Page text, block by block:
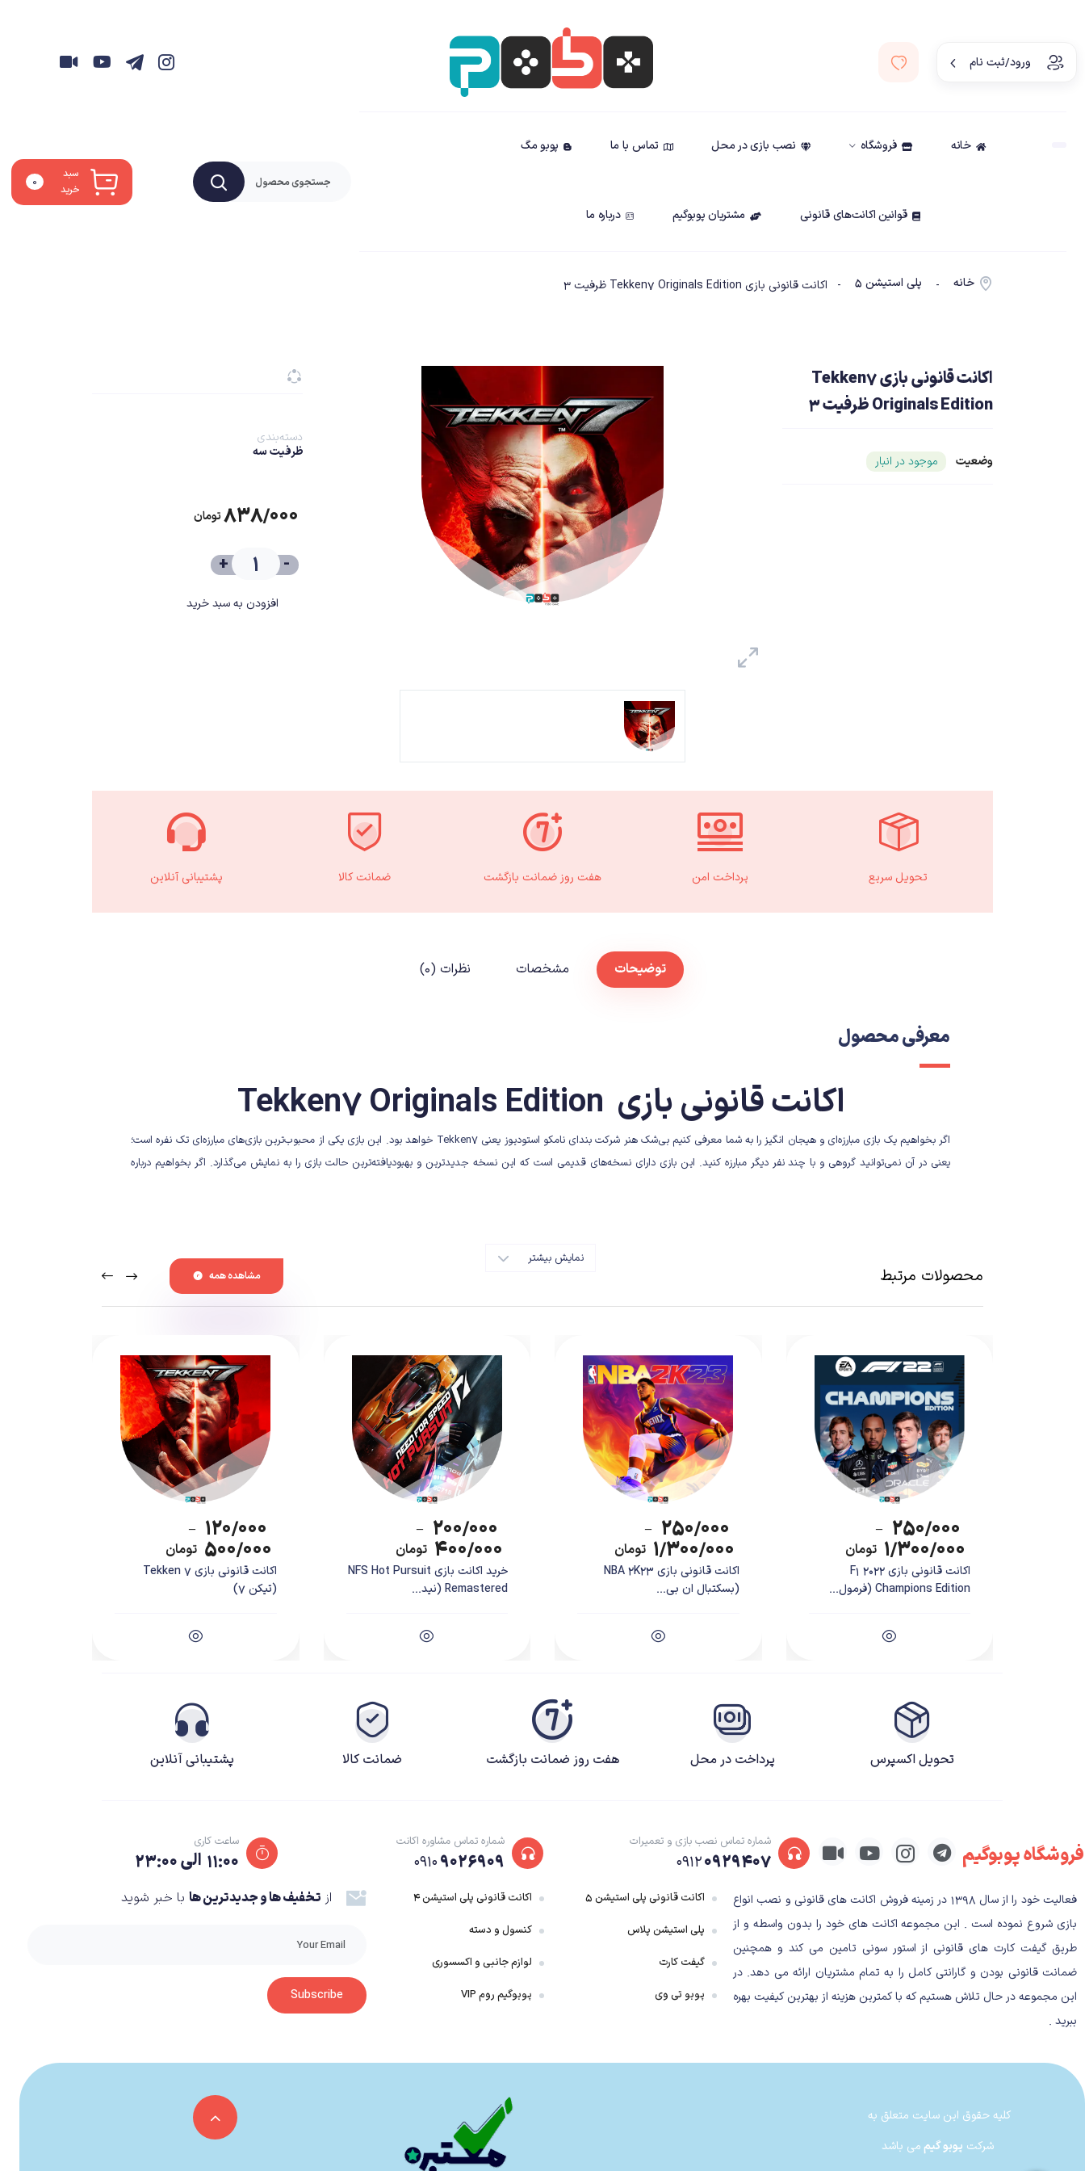
ورود/ثبت نام
خانه فروشگاه نصب بازی در محل تماس با ما پوبو مگ
قوانین اکانت‌های قانونی مشتریان پوبوگیم درباره ما
سبد
خرید
۰
خانه - پلی استیشن ۵ - اکانت قانونی بازی Tekken7 Originals Edition ظرفیت 3
اکانت قانونی بازی Tekken7
Originals Edition ظرفیت 3
وضعیت موجود در انبارشناسه محصول ۲۴۶۱۷
دسته‌بندی
ظرفیت سه
۸۳۸/۰۰۰تومان
-
+
افزودن به سبد خرید
تحویل سریع پرداخت امن هفت روز ضمانت بازگشت ضمانت کالا پشتیبانی آنلاین
توضیحات مشخصات نظرات (۰)
معرفی محصول
اکانت قانونی بازی Tekken7 Originals Edition
اگر بخواهیم یک بازی مبارزه‌ای و هیجان انگیز را به شما معرفی کنیم بی‌شک هنر شرکت بندای نامکو استودیوز
یعنی Tekken7 خواهد بود. این بازی یکی از محبوب‌ترین بازی‌های مبارزه‌ای تک نفره است؛
یعنی در آن نمی‌توانید گروهی و با چند نفر دیگر مبارزه کنید. این بازی دارای نسخه‌های قدیمی است که این نسخه جدیدترین و بهبودیافته‌ترین حالت بازی را به نمایش می‌گذارد. اگر بخواهیم درباره
لی وولانگ، الیزا، آرمور کینگ، جولیا چنگ، زافینا و کونیمیتسو برخی از این شخصیت‌های اوریجینال را تشکیل می‌دهند.نسبت به بازی معمولی 30 شخصبت قابل بازی بیشتری دارد .
داستان بازی Tekken7
دلیل کشته شدن کازومی توسط هیهاچی چه بوده است و به چه دلیل کازویا از پدر خود متنفر است. داستان بازی را نمی‌توان پایانی بر جنگ و جدال خاندان میشیما دانست ولی به خوبی پرونده اتفاقات
میان پدر و پسر را می‌بندد. داستان از زبان یک راوی روایت می‌شود. خبرنگاری که شروع به تحقیق در مورد میشیما زایباتسو و شرکت G کرده است و قصد دارد دلیل نابودی زادگاهش را پیدا کند. بازی
نمایش بیشتر
محصولات مرتبط مشاهده همه
۲۵۰/۰۰۰ –
۱/۳۰۰/۰۰۰ تومان
اکانت قانونی بازی F1 2022
Champions Edition (فرمول...
۲۵۰/۰۰۰ –
۱/۳۰۰/۰۰۰ تومان
اکانت قانونی بازی NBA 2K23
(بسکتبال ان بی...
۲۰۰/۰۰۰ –
۴۰۰/۰۰۰ تومان
خرید اکانت بازی NFS Hot Pursuit
Remastered (نید...
۱۲۰/۰۰۰ –
۵۰۰/۰۰۰ تومان
اکانت قانونی بازی Tekken 7
(تیکن 7)
تحویل اکسپرس پرداخت در محل هفت روز ضمانت بازگشت ضمانت کالا پشتیبانی آنلاین
فروشگاه پوبوگیم
شماره تماس نصب بازی و تعمیرات
۰۹۱۲۰۹۲۹۴۰۷
شماره تماس مشاوره اکانت
۰۹۱۰۹۰۲۶۹۰۹
ساعت کاری
۱۱:۰۰ الی ۲۳:۰۰
فعالیت خود را از سال ۱۳۹۸ در زمینه فروش اکانت های قانونی و نصب انواع
بازی شروع نموده است . این مجموعه اکانت های خود را بدون واسطه و از
طریق گیفت کارت های قانونی از استور سونی تامین می کند و همچنین
ضمانت قانونی بودن و گارانتی کامل را به تمام مشتریان ارائه می دهد. در
این مجموعه در حال تلاش هستیم که با کمترین هزینه از بهترین کیفیت بهره
ببرید .
اکانت قانونی پلی استیشن ۵
پلی استیشن پلاس
گیفت کارت
پوبو تی وی
اکانت قانونی پلی استیشن ۴
کنسول و دسته
لوازم جانبی و اکسسوری
پوبوگیم روم VIP
از تخفیف ها و جدیدترین ها با خبر شوید
Subscribe
کلیه حقوق این سایت متعلق به
شرکت پوبو گیممی باشد